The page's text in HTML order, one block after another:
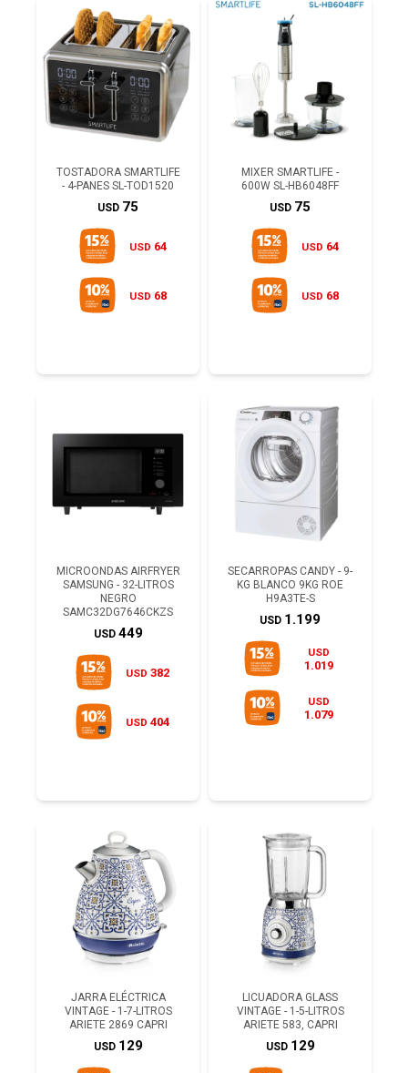
TOSTADORA SMARTLIFE
- 4-PANES SL-TOD1520
USD 75
USD 64
USD 68
MIXER SMARTLIFE -
600W SL-HB6048FF
USD 75
USD 64
USD 68
MICROONDAS AIRFRYER
SAMSUNG - 32-LITROS
NEGRO
SAMC32DG7646CKZS
USD 449
USD 382
USD 404
SECARROPAS CANDY - 9-
KG BLANCO 9KG ROE
H9A3TE-S
USD 1.199
USD
1.019
USD
1.079
JARRA ELÉCTRICA
VINTAGE - 1-7-LITROS
ARIETE 2869 CAPRI
USD 129
LICUADORA GLASS
VINTAGE - 1-5-LITROS
ARIETE 583, CAPRI
USD 129